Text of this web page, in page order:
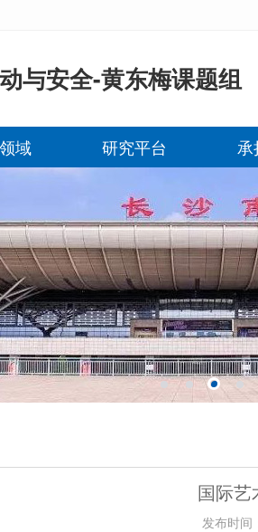
与安全-黄东梅课题组
域 研究平台 承
国际艺
发布时间